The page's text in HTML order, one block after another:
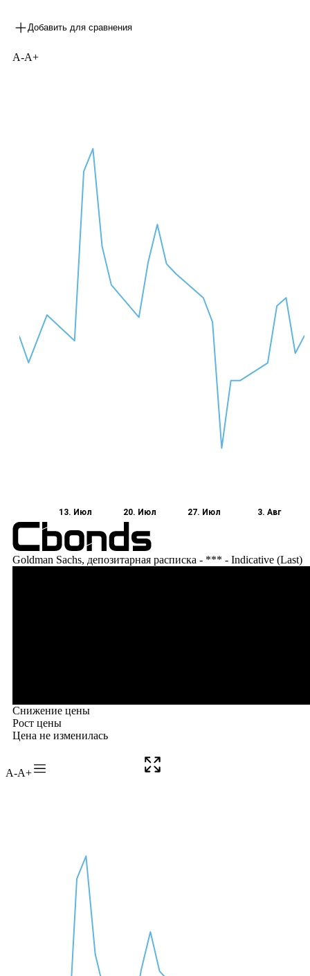
Добавить для сравнения
A-A+